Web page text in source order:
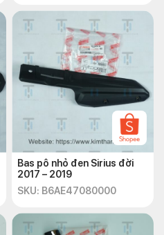
Bas pô nhỏ đen Sirius đời
2017 – 2019
SKU: B6AE47080000